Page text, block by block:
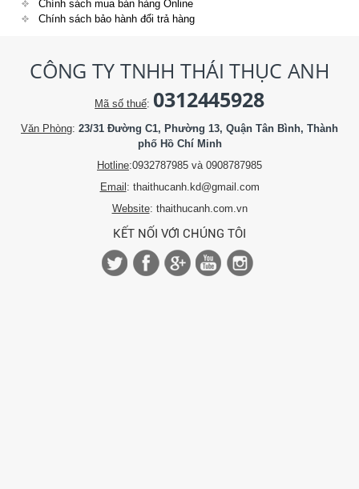
Chính sách mua bán hàng Online
Chính sách bảo hành đổi trả hàng
CÔNG TY TNHH THÁI THỤC ANH
Mã số thuế: 0312445928
Văn Phòng: 23/31 Đường C1, Phường 13, Quận Tân Bình, Thành
phố Hồ Chí Minh
Hotline:0932787985 và 0908787985
Email : thaithucanh.kd@gmail.com
Website: thaithucanh.com.vn
KẾT NỐI VỚI CHÚNG TÔI